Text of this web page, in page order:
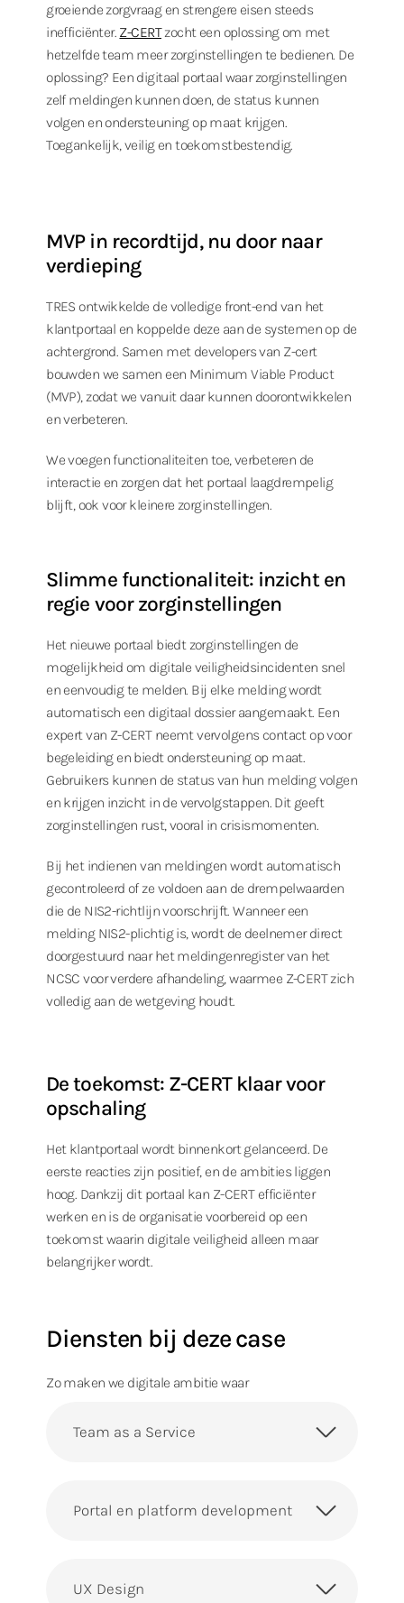
groeiende zorgvraag en strengere eisen steeds
inefficiënter. Z-CERTzocht een oplossing om met
hetzelfde team meer zorginstellingen te bedienen. De
oplossing? Een digitaal portaal waar zorginstellingen
zelf meldingen kunnen doen, de status kunnen
volgen en ondersteuning op maat krijgen.
Toegankelijk, veilig en toekomstbestendig.
MVP in recordtijd, nu door naar
verdieping
TRES ontwikkelde de volledige front-end van het
klantportaal en koppelde deze aan de systemen op de
achtergrond. Samen met developers van Z-cert
bouwden we samen een Minimum Viable Product
(MVP), zodat we vanuit daar kunnen doorontwikkelen
en verbeteren.
We voegen functionaliteiten toe, verbeteren de
interactie en zorgen dat het portaal laagdrempelig
blijft, ook voor kleinere zorginstellingen.
Slimme functionaliteit: inzicht en
regie voor zorginstellingen
Het nieuwe portaal biedt zorginstellingen de
mogelijkheid om digitale veiligheidsincidenten snel
en eenvoudig te melden. Bij elke melding wordt
automatisch een digitaal dossier aangemaakt. Een
expert van Z-CERT neemt vervolgens contact op voor
begeleiding en biedt ondersteuning op maat.
Gebruikers kunnen de status van hun melding volgen
en krijgen inzicht in de vervolgstappen. Dit geeft
zorginstellingen rust, vooral in crisismomenten.
Bij het indienen van meldingen wordt automatisch
gecontroleerd of ze voldoen aan de drempelwaarden
die de NIS2-richtlijn voorschrijft. Wanneer een
melding NIS2-plichtig is, wordt de deelnemer direct
doorgestuurd naar het meldingenregister van het
NCSC voor verdere afhandeling, waarmee Z-CERT zich
volledig aan de wetgeving houdt.
De toekomst: Z-CERT klaar voor
opschaling
Het klantportaal wordt binnenkort gelanceerd. De
eerste reacties zijn positief, en de ambities liggen
hoog. Dankzij dit portaal kan Z-CERT efficiënter
werken en is de organisatie voorbereid op een
toekomst waarin digitale veiligheid alleen maar
belangrijker wordt.
Diensten bij deze case
Zo maken we digitale ambitie waar
Team as a Service
Portal en platform development
UX Design